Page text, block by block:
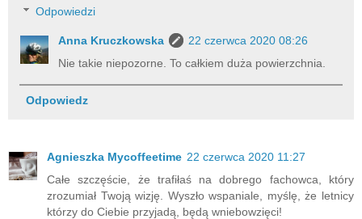
Odpowiedzi
Anna Kruczkowska
22 czerwca 2020 08:26
Nie takie niepozorne. To całkiem duża powierzchnia.
Odpowiedz
Agnieszka Mycoffeetime 22 czerwca 2020 11:27
Całe szczęście, że trafiłaś na dobrego fachowca, który
zrozumiał Twoją wizję. Wyszło wspaniale, myślę, że letnicy
którzy do Ciebie przyjadą, będą wniebowzięci!